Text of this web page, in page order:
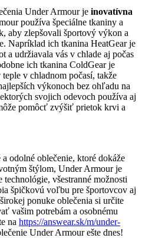
Under Armour je inovatívna
používa špeciálne tkaniny a
aby zlepšovali športový výkon a
Napríklad ich tkanina HeatGear je
a udržiavala vás v chlade aj počas
ich tkanina ColdGear je
v chladnom počasí, takže
výkonoch bez ohľadu na
svojich odevoch používa aj
pomôcť zvýšiť prietok krvi a
odolné oblečenie, ktoré dokáže
štýlom, Under Armour je
všestranné možnosti
špičkovú voľbu pre športovcov aj
ponuke oblečenia si určite
vašim potrebám a osobnému
na https://answear.sk/m/under-
Under Armour ešte dnes!